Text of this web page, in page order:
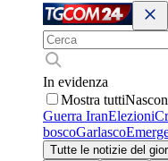
In evidenza
Mostra tutti
Guerra IranElezioni
boscoGarlasco
Tutte le notizie del